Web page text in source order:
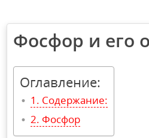
Фосфор и его
Оглавление:
Содержание:
Фосфор